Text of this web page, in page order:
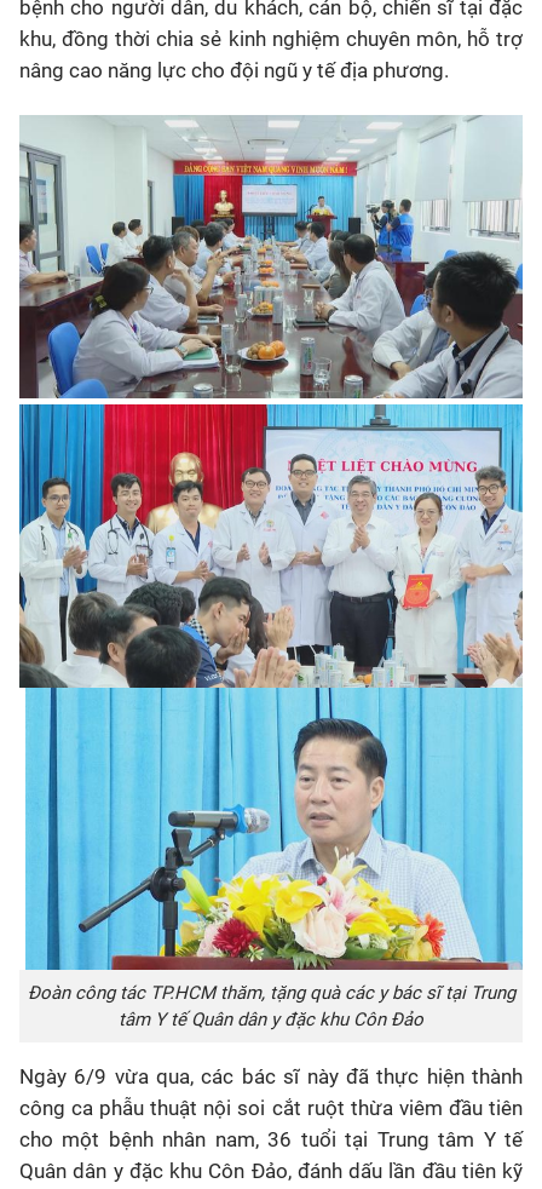
bệnh cho người dân, du khách, cán bộ, chiến sĩ tại đặc
khu, đồng thời chia sẻ kinh nghiệm chuyên môn, hỗ trợ
nâng cao năng lực cho đội ngũ y tế địa phương.
Đoàn công tác TP.HCM thăm, tặng quà các y bác sĩ tại Trung
tâm Y tế Quân dân y đặc khu Côn Đảo
Ngày 6/9 vừa qua, các bác sĩ này đã thực hiện thành
công ca phẫu thuật nội soi cắt ruột thừa viêm đầu tiên
cho một bệnh nhân nam, 36 tuổi tại Trung tâm Y tế
Quân dân y đặc khu Côn Đảo, đánh dấu lần đầu tiên kỹ